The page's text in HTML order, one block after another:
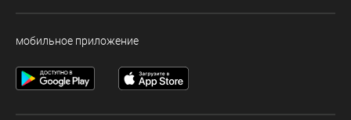
мобильное приложение